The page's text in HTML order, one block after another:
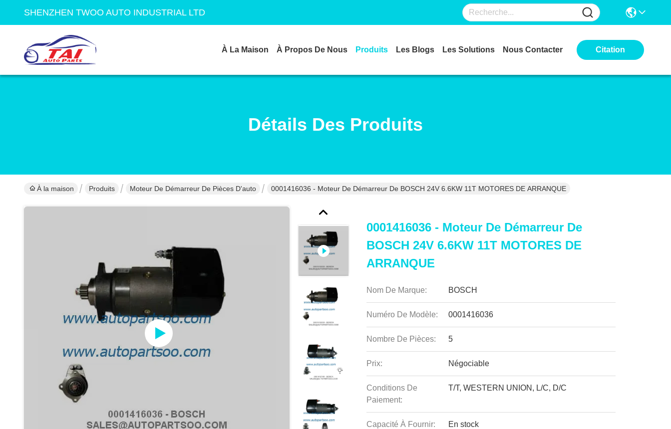
SHENZHEN TWOO AUTO INDUSTRIAL LTD
À La Maison À Propos De Nous Produits Les Blogs Les Solutions Nous Contacter Citation
Détails Des Produits
À la maison Produits Moteur De Démarreur De Pièces D'auto 0001416036 - Moteur De Démarreur De BOSCH 24V 6.6KW 11T MOTORES DE ARRANQUE
0001416036 - Moteur De Démarreur De
BOSCH 24V 6.6KW 11T MOTORES DE
ARRANQUE
Nom De Marque: BOSCH
Numéro De Modèle: 0001416036
Nombre De Pièces: 5
Prix: Négociable
Conditions De
Paiement:
T/T, WESTERN UNION, L/C, D/C
Capacité À Fournir: En stock